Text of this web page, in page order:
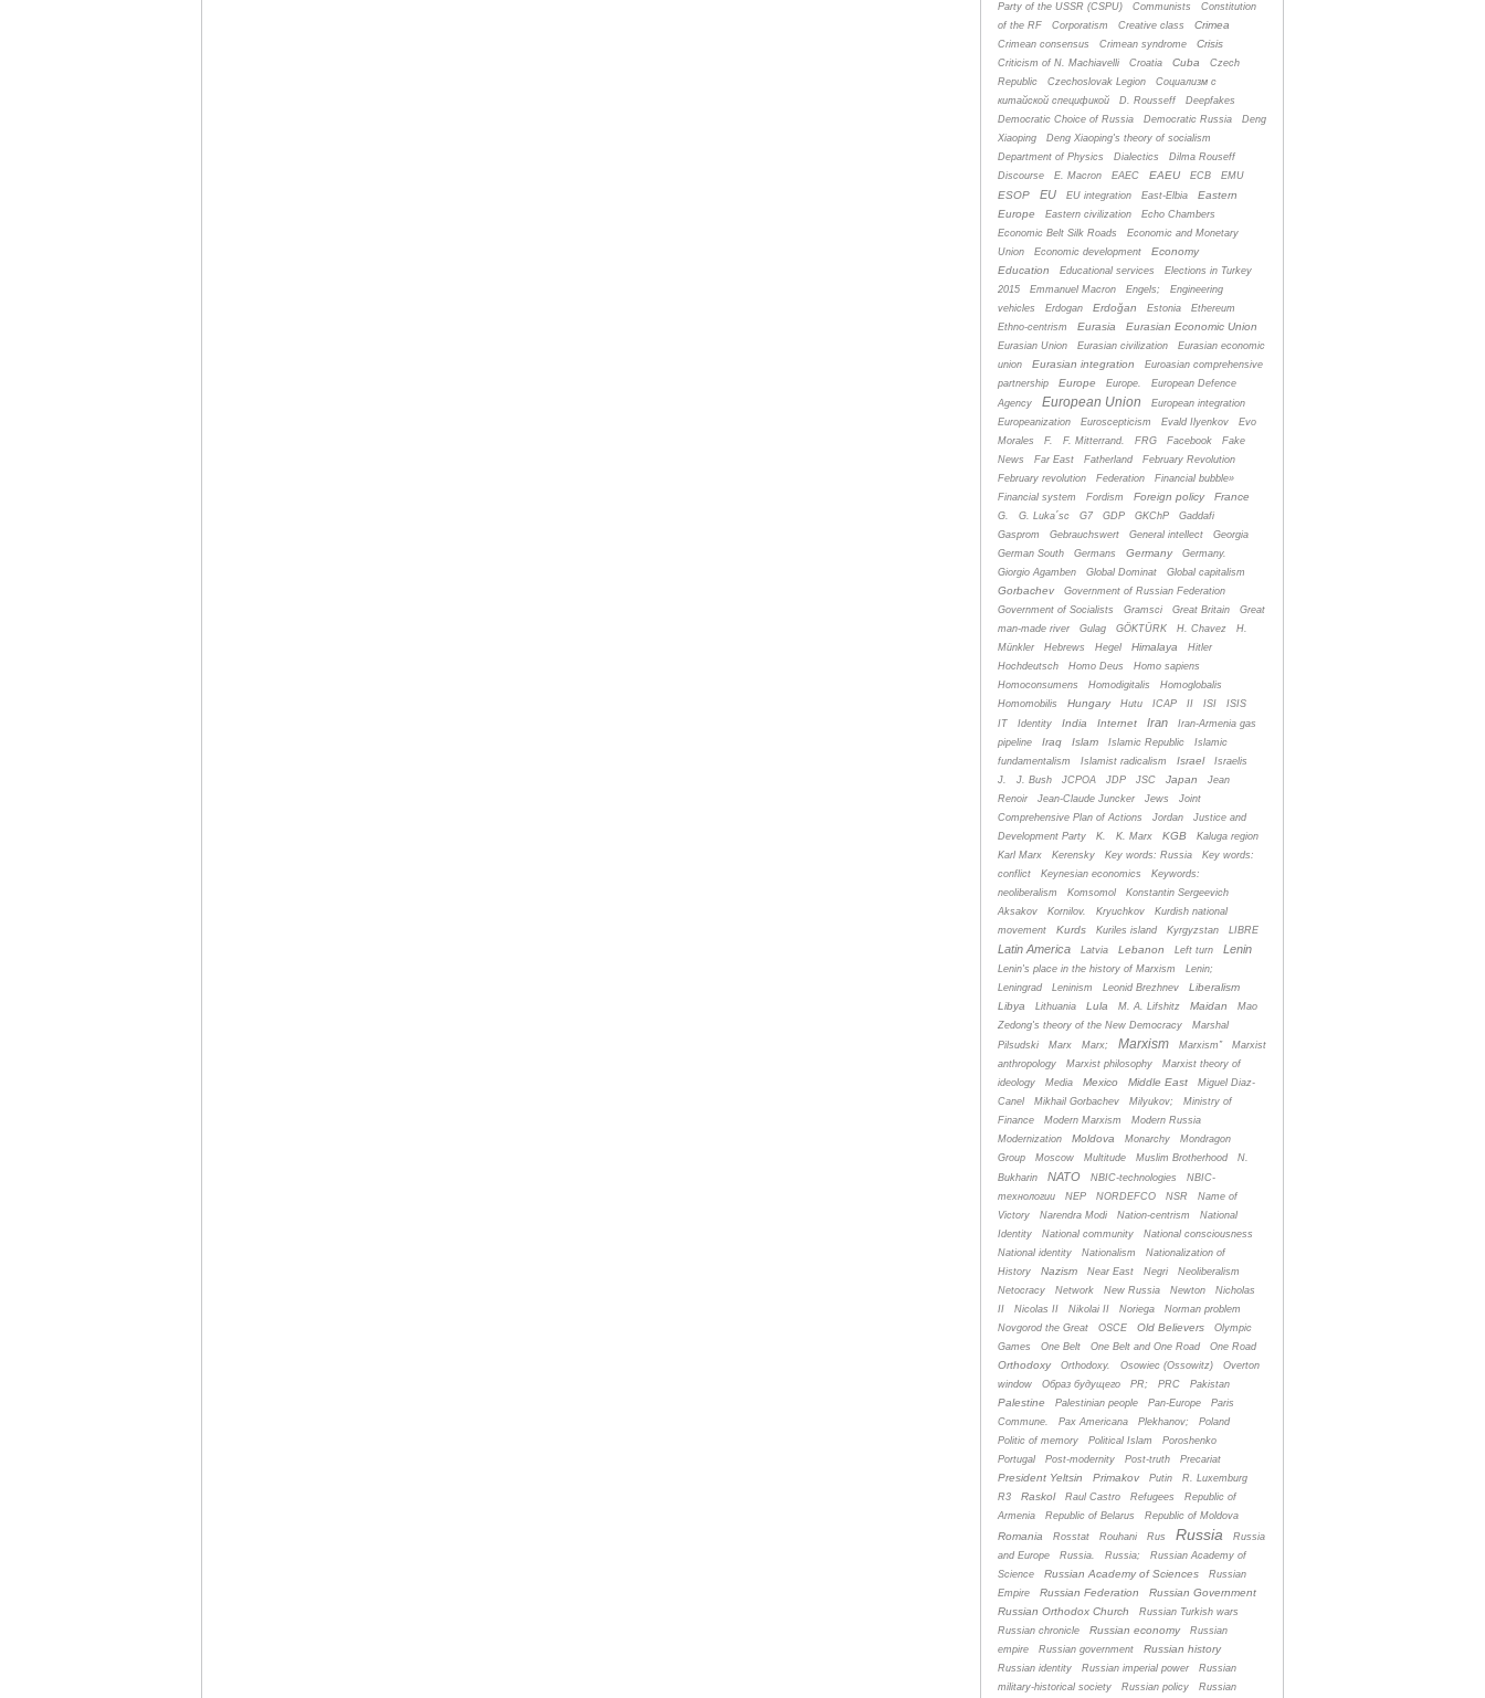
Party of the USSR (CSPU)
Communists
Constitution
of the RF
Corporatism Creative class Crimea
Crimean consensus Crimean syndrome Crisis
Criticism of N. Machiavelli Croatia Cuba
Czech
Republic
Czechoslovak Legion
Cоциализм с
китайской спецификой
D. Rousseff
Deepfakes
Democratic Choice of Russia
Democratic Russia
Deng
Xiaoping
Deng Xiaoping's theory of socialism
Department of Physics
Dialectics
Dilma Rouseff
Discourse
E. Macron EAEC EAEU ECB EMU
ESOP EU EU integration East-Elbia
Eastern
Europe
Eastern civilization
Echo Chambers
Economic Belt Silk Roads
Economic and Monetary
Union
Economic development
Economy
Education
Educational services
Elections in Turkey
2015
Emmanuel Macron Engels;
Engineering
vehicles
Erdogan Erdoğan Estonia
Ethereum
Ethno-centrism
Eurasia Eurasian Economic Union
Eurasian Union Eurasian civilization
Eurasian economic
union
Eurasian integration
Euroasian comprehensive
partnership
Europe Europe.
European Defence
Agency
European Union
European integration
Europeanization
Euroscepticism Evald Ilyenkov
Evo
Morales
F. F. Mitterrand. FRG Facebook
Fake
News
Far East Fatherland
February Revolution
February revolution
Federation
Financial bubble»
Financial system
Fordism Foreign policy France
G. G. Luka´sc G7 GDP GKChP
Gaddafi
Gasprom
Gebrauchswert General intellect
Georgia
German South
Germans Germany
Germany.
Giorgio Agamben
Global Dominat Global capitalism
Gorbachev
Government of Russian Federation
Government of Socialists
Gramsci Great Britain
Great
man-made river
Gulag GÖKTÜRK H. Chavez
H.
Münkler
Hebrews Hegel Himalaya
Hitler
Hochdeutsch
Homo Deus
Homo sapiens
Homoconsumens
Homodigitalis
Homoglobalis
Homomobilis
Hungary Hutu ICAP II ISI
ISIS
IT
Identity India Internet Iran
Iran-Armenia gas
pipeline
Iraq Islam Islamic Republic
Islamic
fundamentalism
Islamist radicalism Israel
Israelis
J.
J. Bush JCPOA JDP JSC Japan
Jean
Renoir
Jean-Claude Juncker Jews
Joint
Comprehensive Plan of Actions
Jordan
Justice and
Development Party
K. K. Marx KGB
Kaluga region
Karl Marx
Kerensky Key words: Russia
Key words:
conflict
Keynesian economics
Keywords:
neoliberalism
Komsomol
Konstantin Sergeevich
Aksakov
Kornilov. Kryuchkov
Kurdish national
movement
Kurds Kuriles island Kyrgyzstan LIBRE
Latin America Latvia Lebanon Left turn Lenin
Lenin's place in the history of Marxism
Lenin;
Leningrad
Leninism Leonid Brezhnev
Liberalism
Libya
Lithuania Lula M. A. Lifshitz Maidan
Mao
Zedong's theory of the New Democracy
Marshal
Pilsudski
Marx Marx; Marxism Marxism”
Marxist
anthropology
Marxist philosophy
Marxist theory of
ideology
Media Mexico Middle East
Miguel Diaz-
Canel
Mikhail Gorbachev Milyukov;
Ministry of
Finance
Modern Marxism
Modern Russia
Modernization
Moldova Monarchy
Mondragon
Group
Moscow Multitude Muslim Brotherhood
N.
Bukharin
NATO NBIC-technologies
NBIC-
технологии
NEP NORDEFCO NSR
Name of
Victory
Narendra Modi Nation-centrism
National
Identity
National community
National consciousness
National identity
Nationalism
Nationalization of
History
Nazism Near East Negri
Neoliberalism
Netocracy
Network New Russia Newton
Nicholas
II
Nicolas II Nikolai II Noriega
Norman problem
Novgorod the Great
OSCE Old Believers
Olympic
Games
One Belt One Belt and One Road One Road
Orthodoxy Orthodoxy. Osowiec (Ossowitz)
Overton
window
Oбраз будущего PR; PRC Pakistan
Palestine Palestinian people Pan-Europe
Paris
Commune.
Pax Americana Plekhanov;
Poland
Politic of memory
Political Islam
Poroshenko
Portugal
Post-modernity Post-truth Precariat
President Yeltsin Primakov Putin
R. Luxemburg
R3
Raskol Raul Castro Refugees
Republic of
Armenia
Republic of Belarus Republic of Moldova
Romania Rosstat Rouhani Rus Russia
Russia
and Europe
Russia. Russia;
Russian Academy of
Science
Russian Academy of Sciences
Russian
Empire
Russian Federation
Russian Government
Russian Orthodox Church
Russian Turkish wars
Russian chronicle
Russian economy
Russian
empire
Russian government Russian history
Russian identity Russian imperial power
Russian
military-historical society
Russian policy Russian